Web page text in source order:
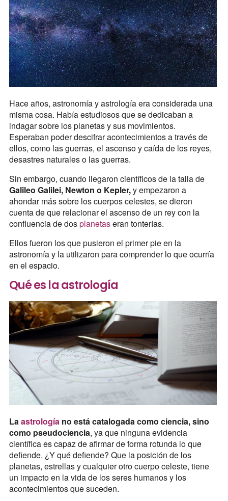
Hace años, astronomía y astrología era considerada una
misma cosa. Había estudiosos que se dedicaban a
indagar sobre los planetas y sus movimientos.
Esperaban poder descifrar acontecimientos a través de
ellos, como las guerras, el ascenso y caída de los reyes,
desastres naturales o las guerras.
Sin embargo, cuando llegaron científicos de la talla de
Galileo Galilei, Newton o Kepler,y empezaron a
ahondar más sobre los cuerpos celestes, se dieron
cuenta de que relacionar el ascenso de un rey con la
confluencia de dosplanetaseran tonterías.
Ellos fueron los que pusieron el primer pie en la
astronomía y la utilizaron para comprender lo que ocurría
en el espacio.
Qué es la astrología
Laastrología no está catalogada como ciencia, sino
como pseudociencia, ya que ninguna evidencia
científica es capaz de afirmar de forma rotunda lo que
defiende. ¿Y qué defiende? Que la posición de los
planetas, estrellas y cualquier otro cuerpo celeste, tiene
un impacto en la vida de los seres humanos y los
acontecimientos que suceden.